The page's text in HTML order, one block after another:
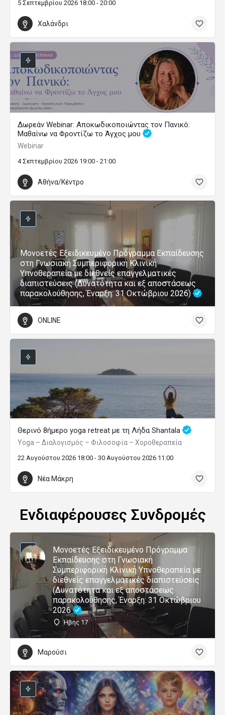
5 Σεπτεμβρίου 2026 18:00 - 20:00
Χαλάνδρι
Δωρεάν Webinar: Αποκωδικοποιώντας τον Πανικό:
Μαθαίνω να Φροντίζω το Άγχος μου
Webinar
4 Σεπτεμβρίου 2026 19:00 - 21:00
Αθήνα/Κέντρο
Μονοετές Εξειδικευμένο Πρόγραμμα Εκπαίδευσης
στη Γνωσιακή Συμπεριφορική Κλινική
Υπνοθεραπεία με διεθνείς επαγγελματικές
διαπιστεύσεις (Δυνατότητα και εξ αποστάσεως
παρακολούθησης, Έναρξη: 31 Οκτώβριου 2026)
ONLINE
Θερινό 8ήμερο yoga retreat με τη Λήδα Shantala
Yoga – Διαλογισμός – Φιλοσοφία – Χοροθεραπεία
22 Αυγούστου 2026 18:00 - 30 Αυγούστου 2026 11:00
Νέα Μάκρη
Ενδιαφέρουσες Συνδρομές
Μονοετές Εξειδικευμένο Πρόγραμμα
Εκπαίδευσης στη Γνωσιακή
Συμπεριφορική Κλινική Υπνοθεραπεία με
διεθνείς επαγγελματικές διαπιστεύσεις
(Δυνατότητα και εξ αποστάσεως
παρακολούθησης, Έναρξη: 31 Οκτώβριου
2026
Ήβης 17
Μαρούσι